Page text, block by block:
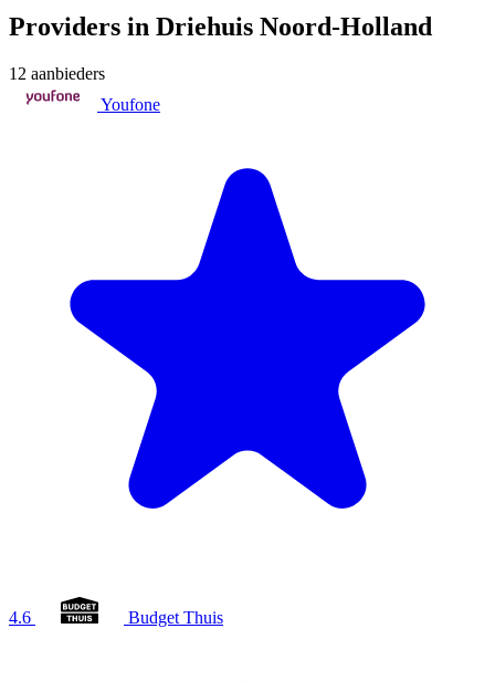
Providers in Driehuis Noord-Holland
12 aanbieders
Youfone
4.6 Budget Thuis